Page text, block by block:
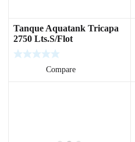
Tanque Aquatank Tricapa
2750 Lts.S/Flot
Compare